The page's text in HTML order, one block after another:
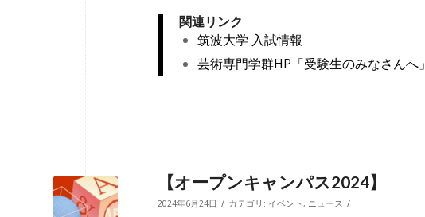
関連リンク
筑波大学 入試情報
芸術専門学群HP「受験生のみなさんへ」
【オープンキャンパス2024】
2024年6月24日 / カテゴリ: イベント , ニュース /